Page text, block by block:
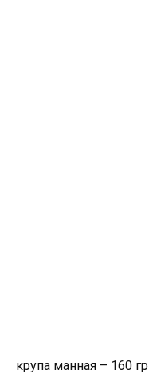
крупа манная – 160 гр